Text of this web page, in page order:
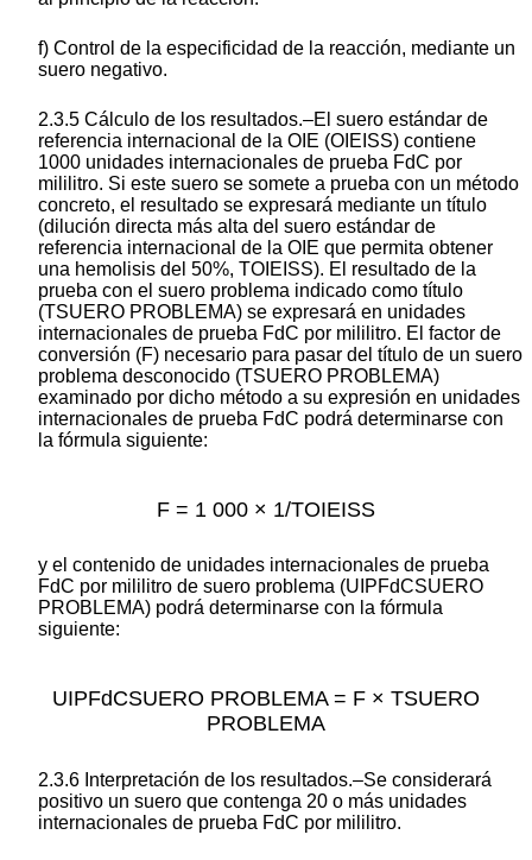
f) Control de la especificidad de la reacción, mediante un
suero negativo.
2.3.5 Cálculo de los resultados.–El suero estándar de
referencia internacional de la OIE (OIEISS) contiene
1000 unidades internacionales de prueba FdC por
mililitro. Si este suero se somete a prueba con un método
concreto, el resultado se expresará mediante un título
(dilución directa más alta del suero estándar de
referencia internacional de la OIE que permita obtener
una hemolisis del 50%, TOIEISS). El resultado de la
prueba con el suero problema indicado como título
(TSUERO PROBLEMA) se expresará en unidades
internacionales de prueba FdC por mililitro. El factor de
conversión (F) necesario para pasar del título de un suero
problema desconocido (TSUERO PROBLEMA)
examinado por dicho método a su expresión en unidades
internacionales de prueba FdC podrá determinarse con
la fórmula siguiente:
F = 1 000 × 1/TOIEISS
y el contenido de unidades internacionales de prueba
FdC por mililitro de suero problema (UIPFdCSUERO
PROBLEMA) podrá determinarse con la fórmula
siguiente:
UIPFdCSUERO PROBLEMA = F × TSUERO
PROBLEMA
2.3.6 Interpretación de los resultados.–Se considerará
positivo un suero que contenga 20 o más unidades
internacionales de prueba FdC por mililitro.